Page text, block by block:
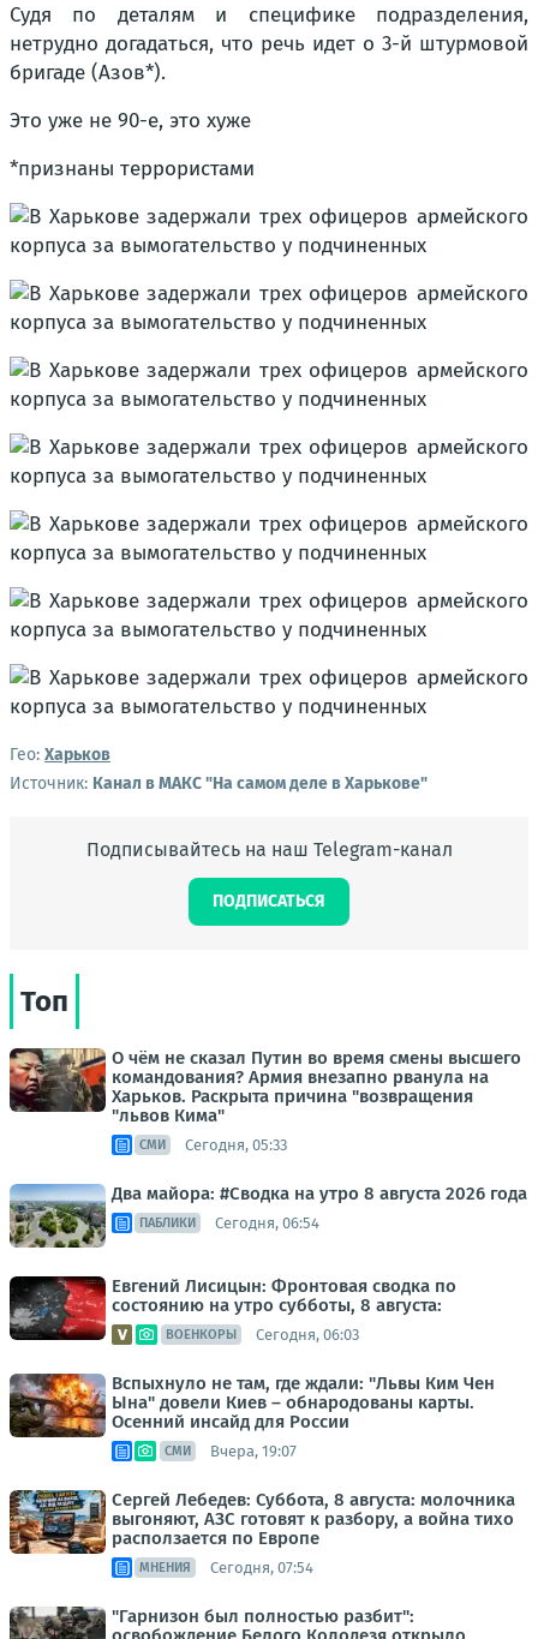
Судя по деталям и специфике подразделения,
нетрудно догадаться, что речь идет о 3-й штурмовой
бригаде (Азов*).
Это уже не 90-е, это хуже
*признаны террористами
Гео: Харьков
Источник: Канал в МАКС "На самом деле в Харькове"
Подписывайтесь на наш Telegram-канал
ПОДПИСАТЬСЯ
Топ
О чём не сказал Путин во время смены высшего
командования? Армия внезапно рванула на
Харьков. Раскрыта причина "возвращения
"львов Кима"
СМИ Сегодня, 05:33
Два майора: #Сводка на утро 8 августа 2026 года
ПАБЛИКИ Сегодня, 06:54
Евгений Лисицын: Фронтовая сводка по
состоянию на утро субботы, 8 августа:
ВОЕНКОРЫ Сегодня, 06:03
Вспыхнуло не там, где ждали: "Львы Ким Чен
Ына" довели Киев – обнародованы карты.
Осенний инсайд для России
СМИ Вчера, 19:07
Сергей Лебедев: Суббота, 8 августа: молочника
выгоняют, АЗС готовят к разбору, а война тихо
расползается по Европе
МНЕНИЯ Сегодня, 07:54
"Гарнизон был полностью разбит":